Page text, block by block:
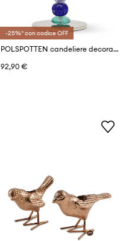
-25%* con codice OFF
POLSPOTTEN candeliere decorativo Beads S/12 x 34 cm
92,90 €